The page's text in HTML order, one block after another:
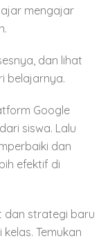
mengajar
dan lihat
belajarnya.
Google
siswa. Lalu
dan
efektif di
dan strategi baru
Temukan